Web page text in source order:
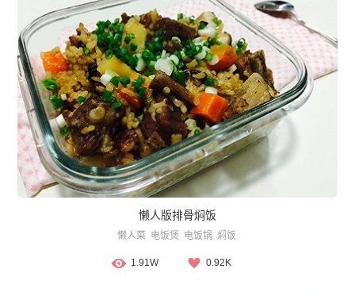
懒人版排骨焖饭
懒人菜 电饭煲 电饭锅 焖饭
1.91W 0.92K